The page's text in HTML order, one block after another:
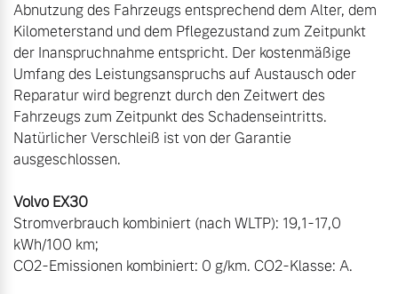
Abnutzung des Fahrzeugs entsprechend dem Alter, dem
Kilometerstand und dem Pflegezustand zum Zeitpunkt
der Inanspruchnahme entspricht. Der kostenmäßige
Umfang des Leistungsanspruchs auf Austausch oder
Reparatur wird begrenzt durch den Zeitwert des
Fahrzeugs zum Zeitpunkt des Schadenseintritts.
Natürlicher Verschleiß ist von der Garantie
ausgeschlossen.
Stromverbrauch kombiniert (nach WLTP): 19,1-17,0
kWh/100 km;
CO2-Emissionen kombiniert: 0 g/km. CO2-Klasse: A.